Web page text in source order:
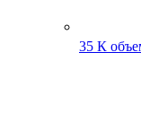
35 К